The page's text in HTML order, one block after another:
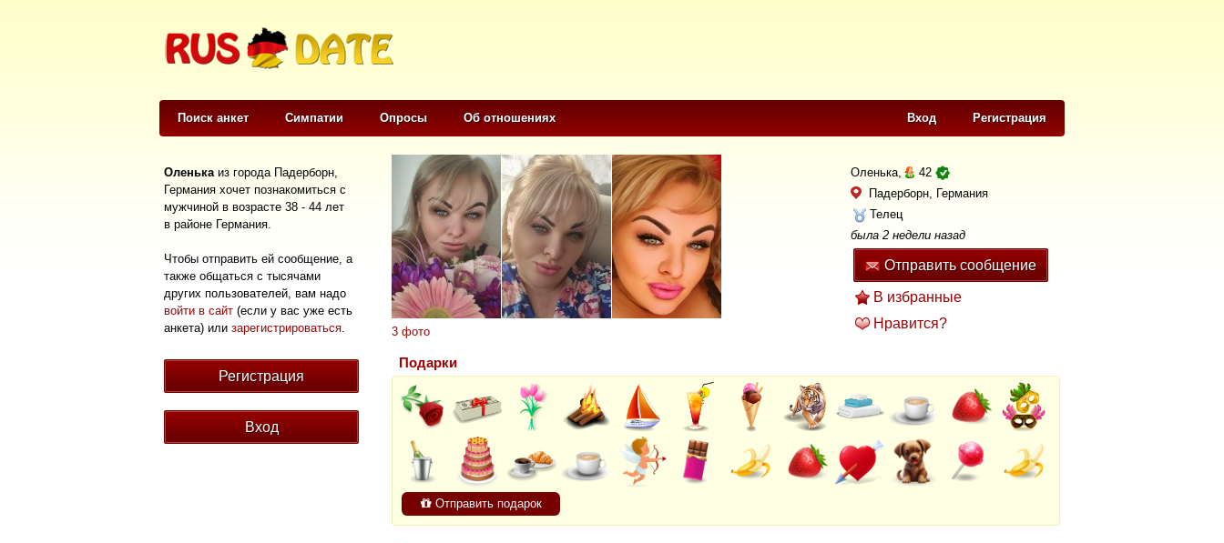
Поиск анкет Симпатии Опросы Об отношениях Регистрация
Вход
Оленькаиз города Падерборн,
Германия хочет познакомиться с
мужчиной в возрасте 38 - 44 лет
в районе Германия.
Чтобы отправить ей сообщение, а
также общаться с тысячами
других пользователей, вам надо
войти в сайт (если у вас уже есть
анкета) или зарегистрироваться. 3 фото
Оленька,
42
Падерборн, Германия
Телец
была 2 недели назад
Отправить сообщение
В избранные
Нравится?
Подарки
Отправить подарок